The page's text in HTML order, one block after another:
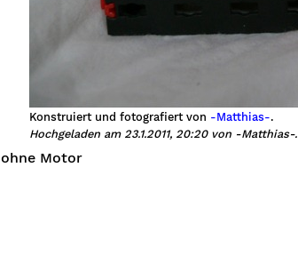
Konstruiert und fotografiert von -Matthias-.
Hochgeladen am 23.1.2011, 20:20 von -Matthias-.
ohne Motor